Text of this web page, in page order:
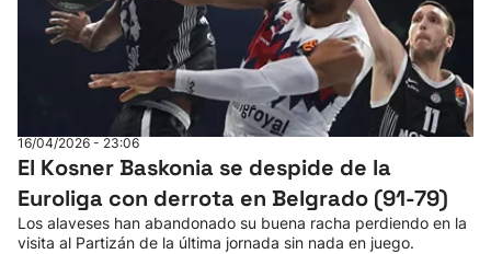
16/04/2026 - 23:06
El Kosner Baskonia se despide de la
Euroliga con derrota en Belgrado (91-79)
Los alaveses han abandonado su buena racha perdiendo en la
visita al Partizán de la última jornada sin nada en juego.